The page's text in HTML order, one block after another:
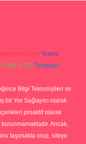
Teams:
606 0 726 Telegram:
Bilgi Teknolojileri ve
bir Yer Sağlayıcı olarak
proaktif olarak
Ancak,
taşımakta olup, siteye